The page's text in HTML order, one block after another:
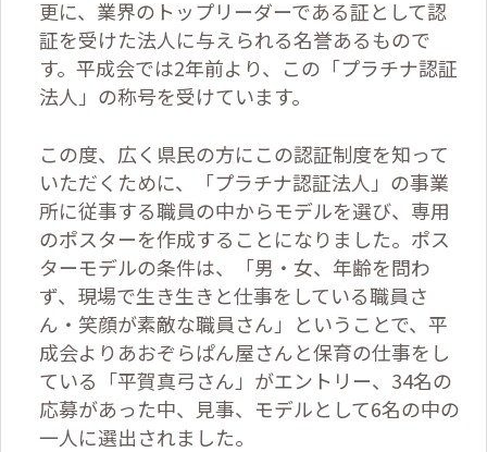
更に、業界のトップリーダーである証として認
証を受けた法人に与えられる名誉あるもので
す。平成会では2年前より、この「プラチナ認証
法人」の称号を受けています。
この度、広く県民の方にこの認証制度を知って
いただくために、「プラチナ認証法人」の事業
所に従事する職員の中からモデルを選び、専用
のポスターを作成することになりました。ポス
ターモデルの条件は、「男・女、年齢を問わ
ず、現場で生き生きと仕事をしている職員さ
ん・笑顔が素敵な職員さん」ということで、平
成会よりあおぞらぱん屋さんと保育の仕事をし
ている「平賀真弓さん」がエントリー、 34名の
応募があった中、見事、モデルとして6名の中の
一人に選出されました。